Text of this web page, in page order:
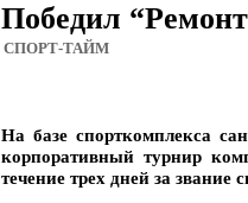
Победил
СПОРТ-ТАЙМ
На базе спорткомплекса
корпоративный турнир
течение трех дней за